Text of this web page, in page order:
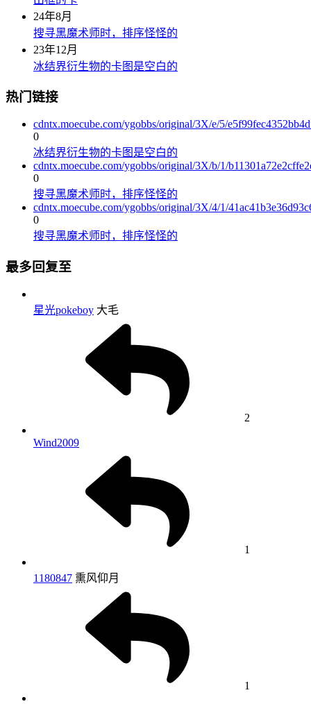
24年8月
搜寻黑魔术师时，排序怪怪的
23年12月
冰结界衍生物的卡图是空白的
热门链接
cdntx.moecube.com/ygobbs/original/3X/e/5/
0
冰结界衍生物的卡图是空白的
cdntx.moecube.com/ygobbs/original/3X/b/1/
0
搜寻黑魔术师时，排序怪怪的
cdntx.moecube.com/ygobbs/original/3X/4/1/
0
搜寻黑魔术师时，排序怪怪的
最多回复至
星光pokeboy 大毛
2
Wind2009
1
1180847 熏风仰月
1